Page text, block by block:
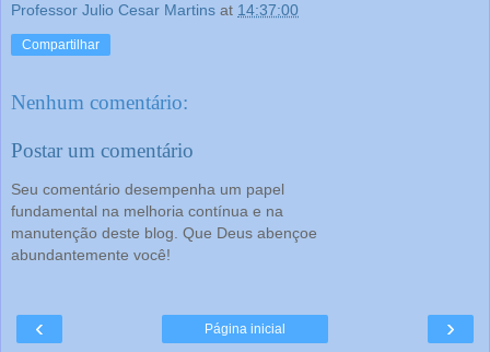
Professor Julio Cesar Martins at 14:37:00
Compartilhar
Nenhum comentário:
Postar um comentário
Seu comentário desempenha um papel
fundamental na melhoria contínua e na
manutenção deste blog. Que Deus abençoe
abundantemente você!
‹ ›
Página inicial